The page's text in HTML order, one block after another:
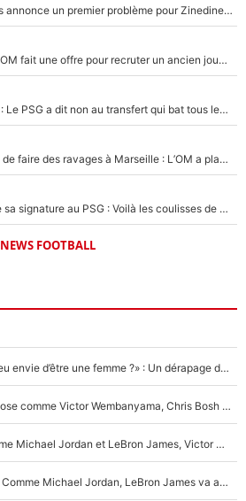
Michael Olise : Pierre Ménès annonce un premier problème pour Zinedine Zidane en équipe de France
«C’est un très bon choix» : L'OM fait une offre pour recruter un ancien joueur du PSG... et c'est validé dans l'After Foot !
140M€ pour Yan Diomandé : Le PSG a dit non au transfert qui bat tous les records sur le mercato
La crise financière continue de faire des ravages à Marseille : L’OM a placé 12 joueurs sur le marché des transferts… et ça pourrait lui rapporter près de 100M€ !
Maghnes Akliouche raconte sa signature au PSG : Voilà les coulisses de son transfert de rêve à 50M€
NEWS FOOTBALL
«LeBron James, as-tu déjà eu envie d’être une femme ?» : Un dérapage de Donald Trump sur la superstar de la NBA refait surface
NBA - Victime d'une thrombose comme Victor Wembanyama, Chris Bosh prévient le Français des risques sur sa santé : «J’ai failli mourir sur le coup et j’ai été ramené à la vie»
De la NBA au cinéma : Comme Michael Jordan et LeBron James, Victor Wembanyama rêve d'une carrière d'acteur !
The Last Dance sur Netflix : Comme Michael Jordan, LeBron James va avoir le droit à sa série !